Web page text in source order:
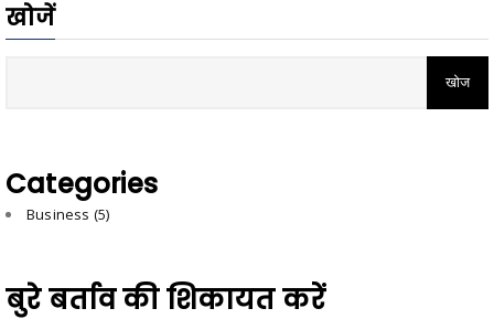
खोजें
Categories
Business (5)
बुरे बर्ताव की शिकायत करें